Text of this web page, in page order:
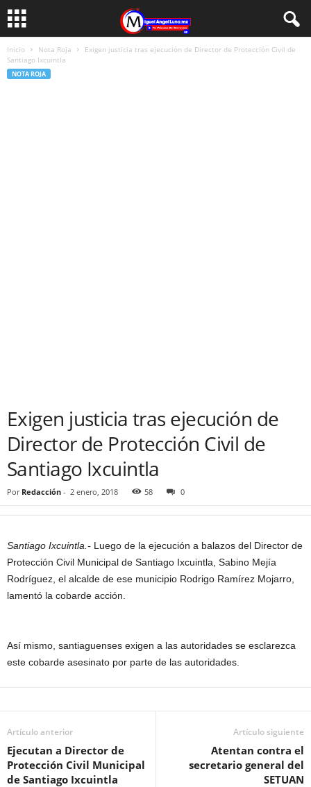
Inicio Nota Roja
Exigen justicia tras ejecución de Director de Protección Civil de
Santiago Ixcuintla
NOTA ROJA
Exigen justicia tras ejecución de
Director de Protección Civil de
Santiago Ixcuintla
Por Redacción - 2 enero, 2018 58 0
Santiago Ixcuintla.- Luego de la ejecución a balazos del Director de
Protección Civil Municipal de Santiago Ixcuintla, Sabino Mejía
Rodríguez, el alcalde de ese municipio Rodrigo Ramírez Mojarro,
lamentó la cobarde acción.
Así mismo, santiaguenses exigen a las autoridades se esclarezca
este cobarde asesinato por parte de las autoridades.
Artículo anterior
Ejecutan a Director de
Protección Civil Municipal
de Santiago Ixcuintla
Artículo siguiente
Atentan contra el
secretario general del
SETUAN